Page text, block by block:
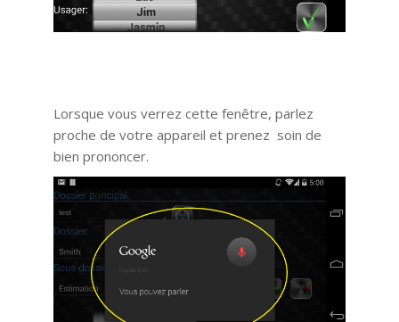
Lorsque vous verrez cette fenêtre, parlez
proche de votre appareil et prenez soin de
bien prononcer.